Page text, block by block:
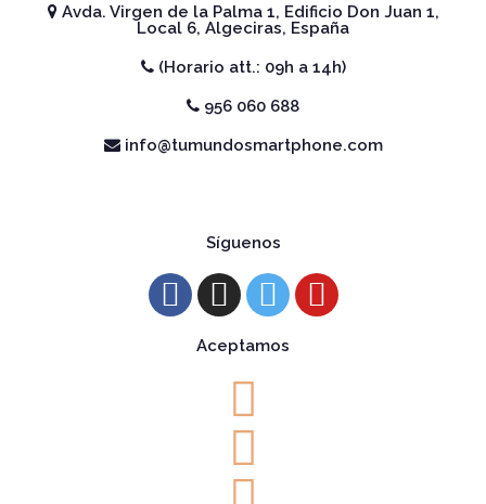
Avda. Virgen de la Palma 1, Edificio Don Juan 1,
Local 6, Algeciras, España
(Horario att.: 09h a 14h)
956 060 688
info@tumundosmartphone.com
Síguenos
Aceptamos